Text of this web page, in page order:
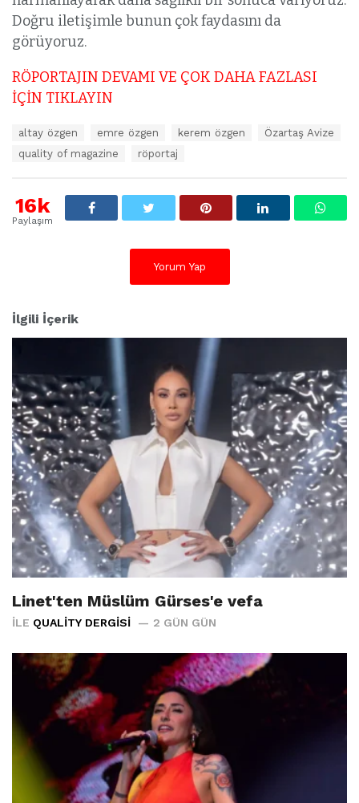
Doğru iletişimle bunun çok faydasını da
görüyoruz.
RÖPORTAJIN DEVAMI VE ÇOK DAHA FAZLASI
İÇİN TIKLAYIN
t
l
altay özgen emre özgen kerem özgen
Özartaş Avize
quality of magazine
röportaj
16k
Paylaşım
Yorum Yap
İlgili İçerik
Linet'ten Müslüm Gürses'e vefa
İLE QUALITY DERGISI 2 GÜN GÜN